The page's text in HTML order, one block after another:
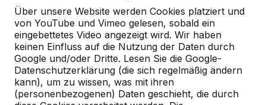
Über unsere Website werden Cookies platziert und
von YouTube und Vimeo gelesen, sobald ein
eingebettetes Video angezeigt wird. Wir haben
keinen Einfluss auf die Nutzung der Daten durch
Google und/oder Dritte. Lesen Sie die Google-
Datenschutzerklärung (die sich regelmäßig ändern
kann), um zu wissen, was mit ihren
(personenbezogenen) Daten geschieht, die durch
Kontakt